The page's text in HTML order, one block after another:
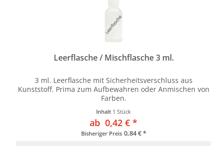
Leerflasche / Mischflasche 3 ml.
3 ml. Leerflasche mit Sicherheitsverschluss aus
Kunststoff. Prima zum Aufbewahren oder Anmischen von
Farben.
Inhalt 1 Stück
ab 0,42 € *
Bisheriger Preis 0,84 € *